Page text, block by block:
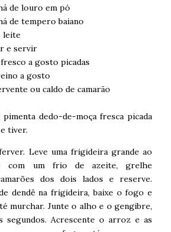
de louro em pó
de tempero baiano
leite
e servir
a gosto picadas
a gosto
ou caldo de camarão
dedo-de-moça fresca picada
tiver.
Leve uma frigideira grande ao
com um frio de azeite, grelhe
dos dois lados e reserve.
dendê na frigideira, baixe o fogo e
murchar. Junte o alho e o gengibre,
segundos. Acrescente o arroz e as